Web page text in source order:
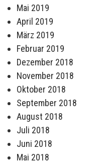
Mai 2019
April 2019
März 2019
Februar 2019
Dezember 2018
November 2018
Oktober 2018
September 2018
August 2018
Juli 2018
Juni 2018
Mai 2018